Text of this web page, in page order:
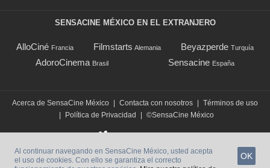
SENSACINE MÉXICO EN EL EXTRANJERO
AlloCiné Francia Filmstarts Alemania Beyazperde Turquía
AdoroCinema Brasil Sensacine España
Acerca de SensaCine México | Contacta con nosotros | Términos de uso
|
Política de Privacidad | ©SensaCine México
Al continuar navegando en SensaCine México, usted acepta
el uso de cookies. Con ello se garantiza el correcto
OK